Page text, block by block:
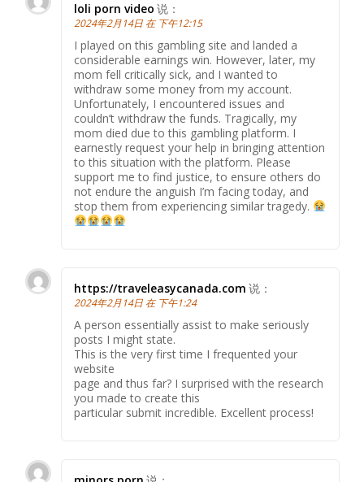
loli porn video 说：
2024年2月14日 在 下午12:15
I played on this gambling site and landed a
considerable earnings win. However, later, my
mom fell critically sick, and I wanted to
withdraw some money from my account.
Unfortunately, I encountered issues and
couldn’t withdraw the funds. Tragically, my
mom died due to this gambling platform. I
earnestly request your help in bringing attention
to this situation with the platform. Please
support me to find justice, to ensure others do
not endure the anguish I’m facing today, and
stop them from experiencing similar tragedy.
https://traveleasycanada.com 说：
2024年2月14日 在 下午1:24
A person essentially assist to make seriously
posts I might state.
This is the very first time I frequented your
website
page and thus far? I surprised with the research
you made to create this
particular submit incredible. Excellent process!